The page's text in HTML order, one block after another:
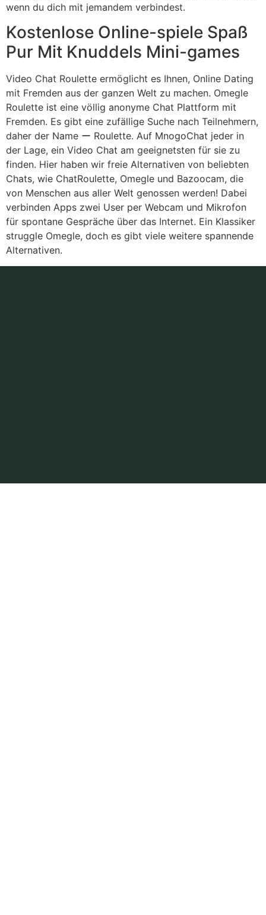
wenn du dich mit jemandem verbindest.
Kostenlose Online-spiele Spaß
Pur Mit Knuddels Mini-games
Video Chat Roulette ermöglicht es Ihnen, Online Dating
mit Fremden aus der ganzen Welt zu machen. Omegle
Roulette ist eine völlig anonyme Chat Plattform mit
Fremden. Es gibt eine zufällige Suche nach Teilnehmern,
daher der Name ー Roulette. Auf MnogoChat jeder in
der Lage, ein Video Chat am geeignetsten für sie zu
finden. Hier haben wir freie Alternativen von beliebten
Chats, wie ChatRoulette, Omegle und Bazoocam, die
von Menschen aus aller Welt genossen werden! Dabei
verbinden Apps zwei User per Webcam und Mikrofon
für spontane Gespräche über das Internet. Ein Klassiker
struggle Omegle, doch es gibt viele weitere spannende
Alternativen.